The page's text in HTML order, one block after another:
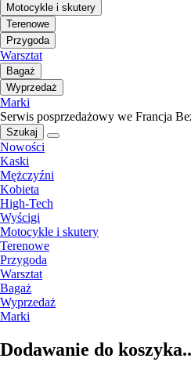
Motocykle i skutery
Terenowe
Przygoda
Warsztat
Bagaż
Wyprzedaż
Marki
Serwis posprzedażowy we Francja
Szukaj
Nowości
Kaski
Mężczyźni
Kobieta
High-Tech
Wyścigi
Motocykle i skutery
Terenowe
Przygoda
Warsztat
Bagaż
Wyprzedaż
Marki
Dodawanie do